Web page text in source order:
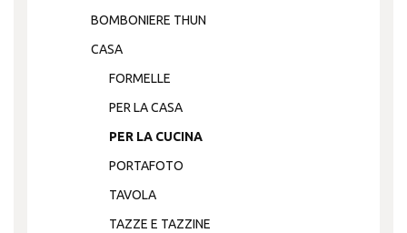
BOMBONIERE THUN
CASA
FORMELLE
PER LA CASA
PER LA CUCINA
PORTAFOTO
TAVOLA
TAZZE E TAZZINE